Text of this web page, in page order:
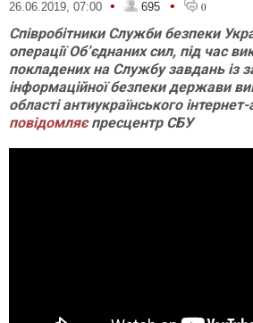
26.06.2019, 07:00 • 695 • 0
Співробітники Служби безпеки
операції Обʼєднаних сил, під час
покладених на Службу завдань із
інформаційної безпеки держави
області антиукраїнського
повідомляєпресцентр СБУ